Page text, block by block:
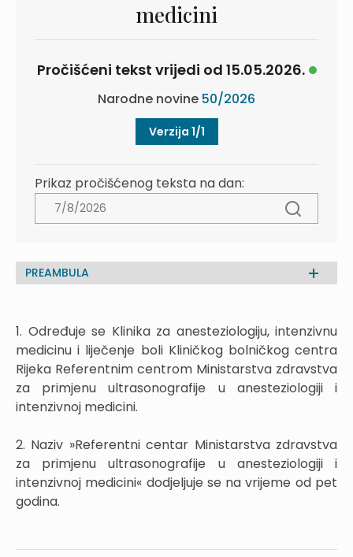
medicini
Pročišćeni tekst vrijedi od 15.05.2026.
Narodne novine 50/2026
Verzija 1/1
Prikaz pročišćenog teksta na dan:
PREAMBULA
1. Određuje se Klinika za anesteziologiju, intenzivnu
medicinu i liječenje boli Kliničkog bolničkog centra
Rijeka Referentnim centrom Ministarstva zdravstva
za primjenu ultrasonografije u anesteziologiji i
intenzivnoj medicini.
2. Naziv »Referentni centar Ministarstva zdravstva
za primjenu ultrasonografije u anesteziologiji i
intenzivnoj medicini« dodjeljuje se na vrijeme od pet
godina.